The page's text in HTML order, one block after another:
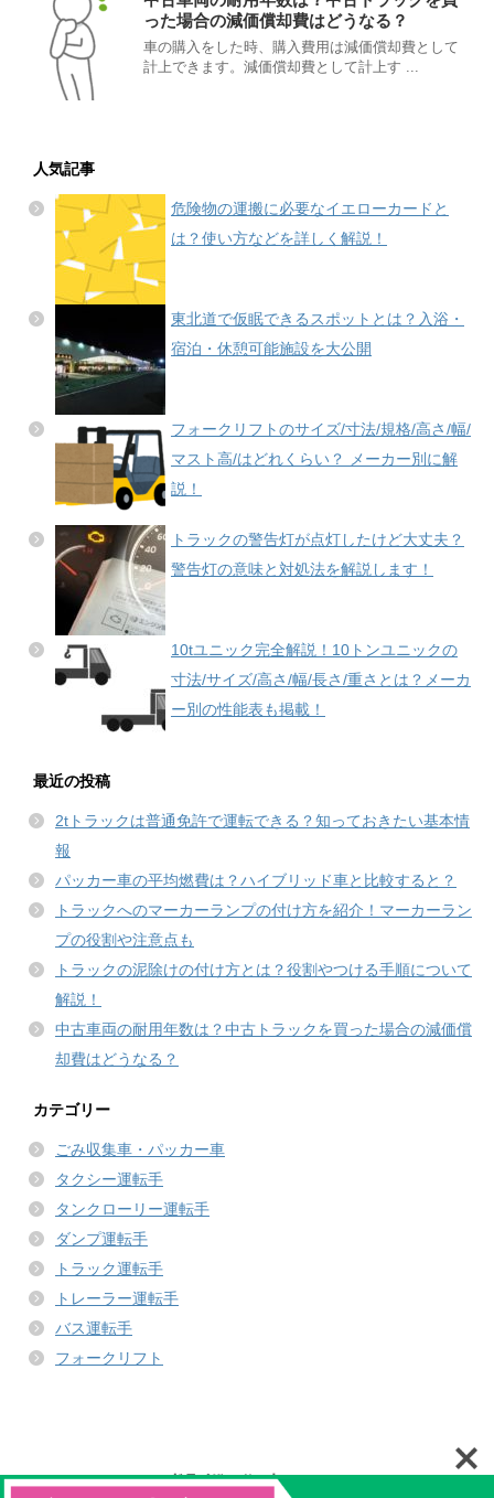
った場合の減価償却費はどうなる？
車の購入をした時、購入費用は減価償却費として
計上できます。減価償却費として計上す ...
人気記事
危険物の運搬に必要なイエローカードと
は？使い方などを詳しく解説！
東北道で仮眠できるスポットとは？入浴・
宿泊・休憩可能施設を大公開
フォークリフトのサイズ/寸法/規格/高さ/幅/
マスト高/はどれくらい？ メーカー別に解
説！
トラックの警告灯が点灯したけど大丈夫？
警告灯の意味と対処法を解説します！
10tユニック完全解説！10トンユニックの
寸法/サイズ/高さ/幅/長さ/重さとは？メーカ
ー別の性能表も掲載！
最近の投稿
2tトラックは普通免許で運転できる？知っておきたい基本情
報
パッカー車の平均燃費は？ハイブリッド車と比較すると？
トラックへのマーカーランプの付け方を紹介！マーカーラン
プの役割や注意点も
トラックの泥除けの付け方とは？役割やつける手順について
解説！
中古車両の耐用年数は？中古トラックを買った場合の減価償
却費はどうなる？
カテゴリー
ごみ収集車・パッカー車
タクシー運転手
タンクローリー運転手
ダンプ運転手
トラック運転手
トレーラー運転手
バス運転手
フォークリフト